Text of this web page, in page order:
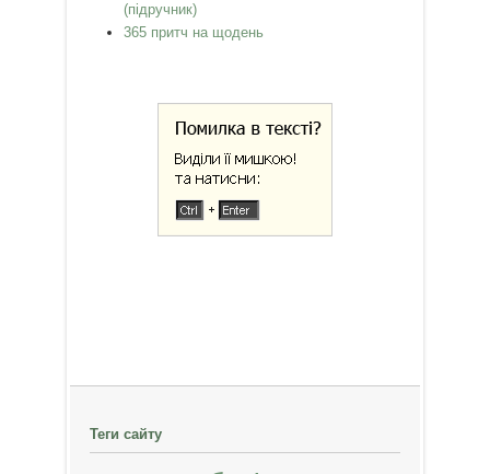
(підручник)
365 притч на щодень
Теги сайту